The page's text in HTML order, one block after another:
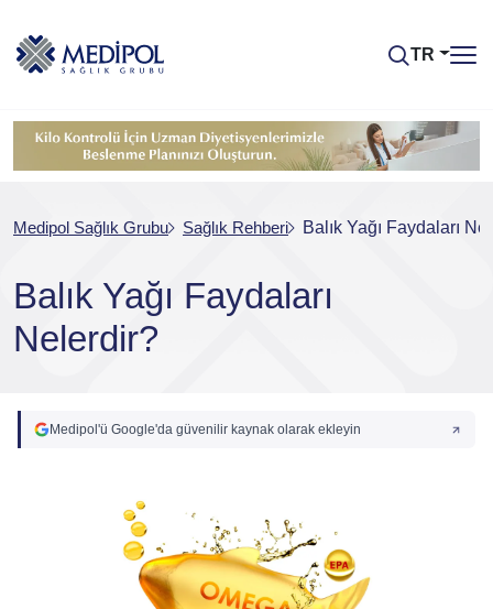
TR
Medipol Sağlık Grubu Sağlık Rehberi Balık Yağı Faydaları
Balık Yağı Faydaları
Nelerdir?
Medipol'ü Google'da güvenilir kaynak olarak ekleyin